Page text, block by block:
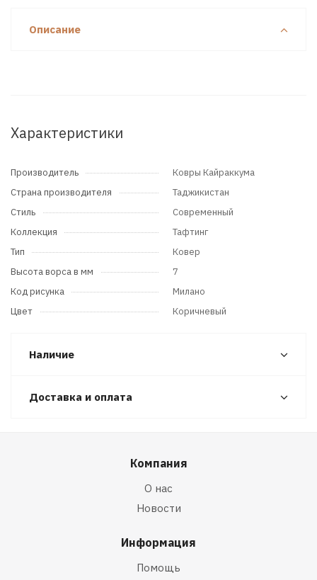
Описание
Характеристики
Производитель
Ковры Кайраккума
Страна производителя
Таджикистан
Стиль
Современный
Коллекция
Тафтинг
Тип
Ковер
Высота ворса в мм
7
Код рисунка
Милано
Цвет
Коричневый
Наличие
Доставка и оплата
Компания
О нас
Новости
Информация
Помощь